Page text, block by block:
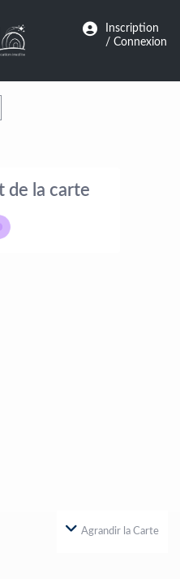
Inscription
/ Connexion
de la carte
Agrandir la Carte